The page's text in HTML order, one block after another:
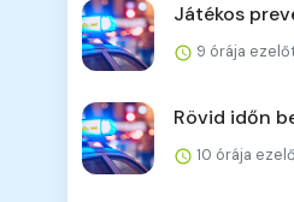
Játékos
9 órája
Rövid időn
10 órája